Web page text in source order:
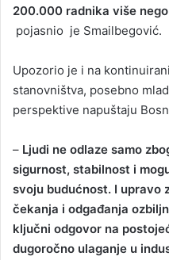
200.000 radnika više
pojasnio je Smailbegović.
Upozorio je i na
stanovništva, posebno
perspektive napuštaju
– Ljudi ne odlaze samo
sigurnost, stabilnost i
svoju budućnost. I upravo
čekanja i odgađanja
ključni odgovor na
dugoročno ulaganje u